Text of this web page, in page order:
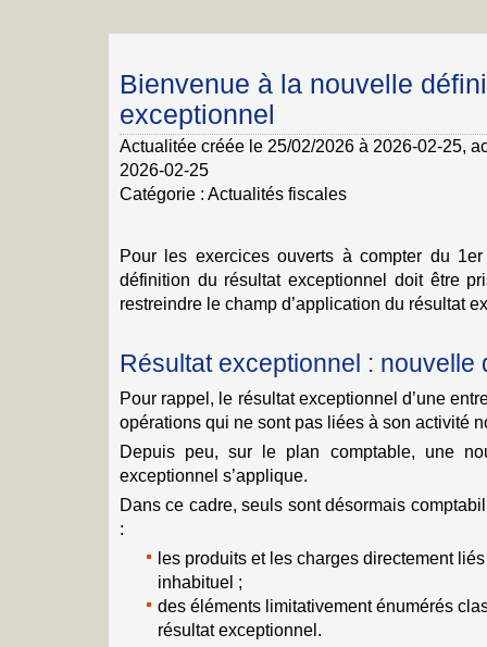
Bienvenue à la nouvelle
exceptionnel
Actualitée créée le 25/02/2026 à 2026-02-25,
2026-02-25
Catégorie : Actualités fiscales
Pour les exercices ouverts à compter du
définition du résultat exceptionnel doit être
restreindre le champ d’application du résultat
Résultat exceptionnel : nouvelle
Pour rappel, le résultat exceptionnel d’une
opérations qui ne sont pas liées à son activité
Depuis peu, sur le plan comptable, une
exceptionnel s’applique.
Dans ce cadre, seuls sont désormais
:
les produits et les charges directement
inhabituel ;
des éléments limitativement énumérés
résultat exceptionnel.